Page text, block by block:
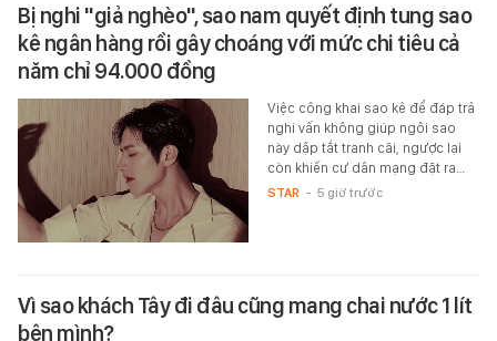
Bị nghi "giả nghèo", sao nam quyết định tung sao
kê ngân hàng rồi gây choáng với mức chi tiêu cả
năm chỉ 94.000 đồng
Việc công khai sao kê để đáp trả
nghi vấn không giúp ngôi sao
này dập tắt tranh cãi, ngược lại
còn khiến cư dân mạng đặt ra…
STAR - 5 giờ trước
Vì sao khách Tây đi đâu cũng mang chai nước 1 lít
bên mình?